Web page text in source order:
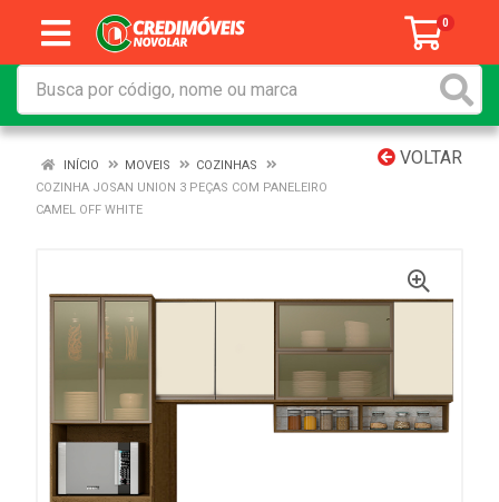
0
VOLTAR
INÍCIO MOVEIS
COZINHAS
COZINHA JOSAN UNION 3 PEÇAS COM PANELEIRO
CAMEL OFF WHITE